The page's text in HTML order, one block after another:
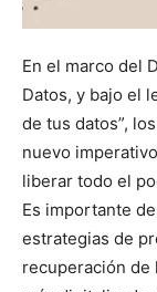
En el marco del
Datos, y bajo el
de tus datos”,
nuevo
liberar todo el
Es importante
estrategias de
recuperación de